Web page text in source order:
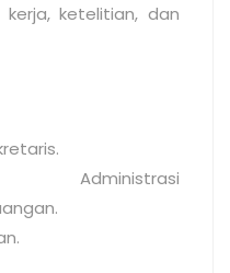
ketelitian, dan